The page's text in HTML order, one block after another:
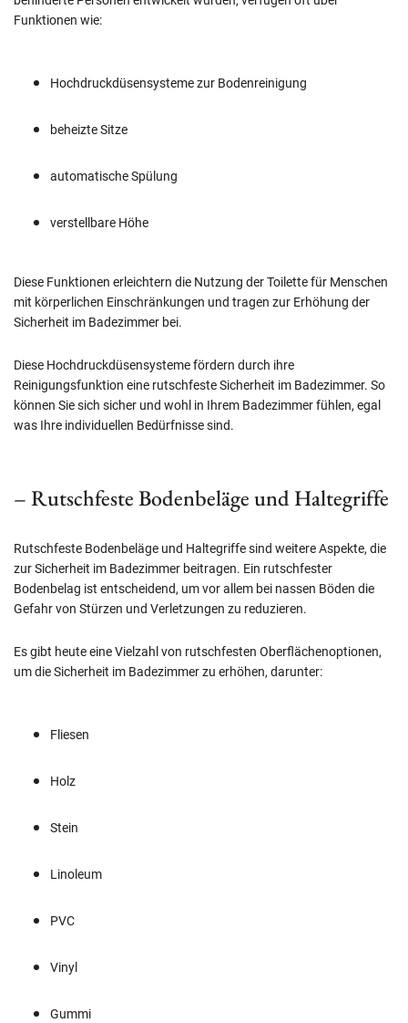
Funktionen wie:
Hochdruckdüsensysteme zur Bodenreinigung
beheizte Sitze
automatische Spülung
verstellbare Höhe
Diese Funktionen erleichtern die Nutzung der Toilette für Menschen
mit körperlichen Einschränkungen und tragen zur Erhöhung der
Sicherheit im Badezimmer bei.
Diese Hochdruckdüsensysteme fördern durch ihre
Reinigungsfunktion eine rutschfeste Sicherheit im Badezimmer. So
können Sie sich sicher und wohl in Ihrem Badezimmer fühlen, egal
was Ihre individuellen Bedürfnisse sind.
– Rutschfeste Bodenbeläge und Haltegriffe
Rutschfeste Bodenbeläge und Haltegriffe sind weitere Aspekte, die
zur Sicherheit im Badezimmer beitragen. Ein rutschfester
Bodenbelag ist entscheidend, um vor allem bei nassen Böden die
Gefahr von Stürzen und Verletzungen zu reduzieren.
Es gibt heute eine Vielzahl von rutschfesten Oberflächenoptionen,
um die Sicherheit im Badezimmer zu erhöhen, darunter:
Fliesen
Holz
Stein
Linoleum
PVC
Vinyl
Gummi